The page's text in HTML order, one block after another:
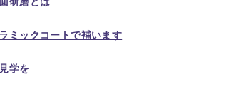
ミックコートで補います
学を